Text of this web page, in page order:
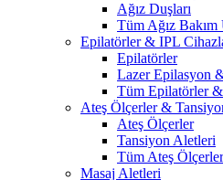
Ağız Duşları
Tüm Ağız
Epilatörler & IPL
Epilatörler
Lazer Epilasyon
Tüm Epilatörler
Ateş Ölçerler &
Ateş Ölçerler
Tansiyon Aletleri
Tüm Ateş
Masaj Aletleri